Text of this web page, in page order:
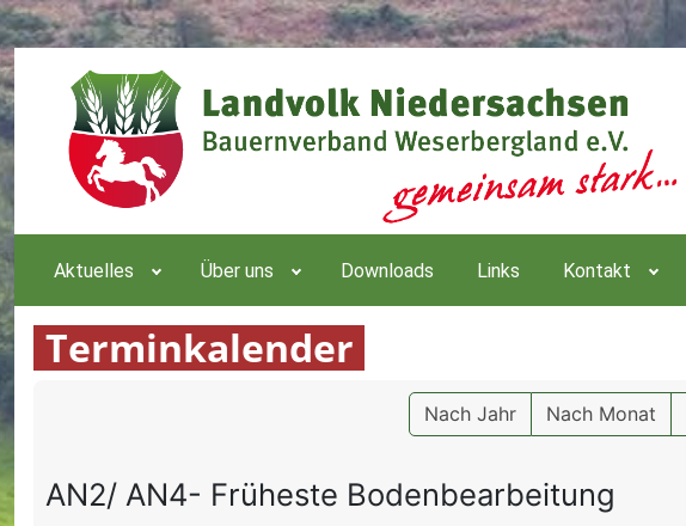
Aktuelles Über uns Downloads Links Kontakt
Terminkalender
Nach Jahr Nach Monat
AN2/ AN4- Früheste Bodenbearbeitung